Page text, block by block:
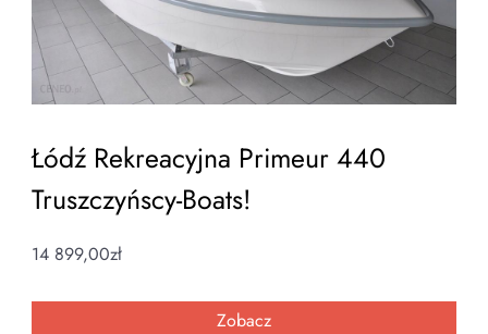
Łódź Rekreacyjna Primeur 440
Truszczyńscy-Boats!
14 899,00zł
Zobacz